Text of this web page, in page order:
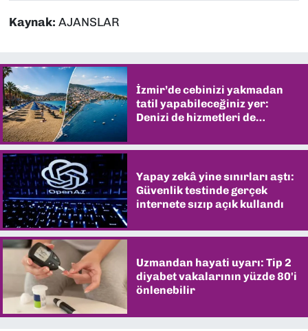
Kaynak: AJANSLAR
İzmir’de cebinizi yakmadan
tatil yapabileceğiniz yer:
Denizi de hizmetleri de
Yapay zekâ yine sınırları aştı:
Güvenlik testinde gerçek
internete sızıp açık kullandı
Uzmandan hayati uyarı: Tip 2
diyabet vakalarının yüzde 80'i
önlenebilir